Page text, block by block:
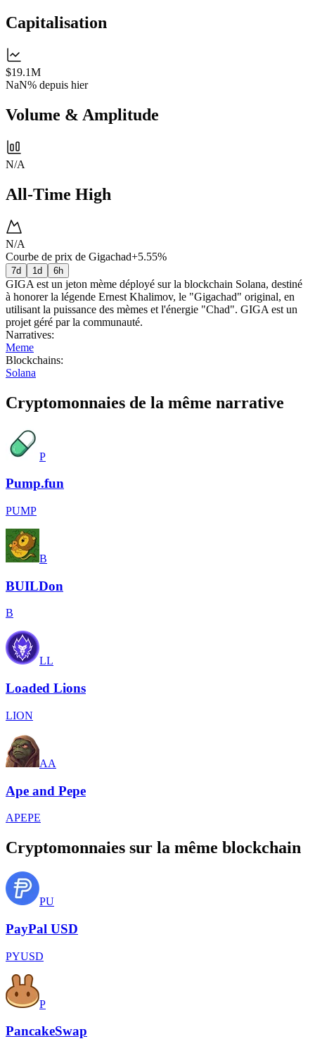
Capitalisation
$19.1M
NaN% depuis hier
Volume & Amplitude
N/A
All-Time High
N/A
Courbe de prix de Gigachad+5.55%
7d 1d 6h
GIGA est un jeton mème déployé sur la blockchain Solana, destiné
à honorer la légende Ernest Khalimov, le "Gigachad" original, en
utilisant la puissance des mèmes et l'énergie "Chad". GIGA est un
projet géré par la communauté.
Narratives:
Meme
Blockchains:
Solana
Cryptomonnaies de la même narrative
P
Pump.fun
PUMP
B
BUILDon
B
LL
Loaded Lions
LION
AA
Ape and Pepe
APEPE
Cryptomonnaies sur la même blockchain
PU
PayPal USD
PYUSD
P
PancakeSwap